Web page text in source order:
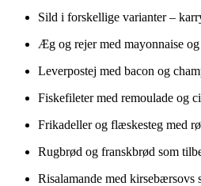
Sild i forskellige varianter –
Æg og rejer med mayonnaise
Leverpostej med bacon og
Fiskefileter med remoulade og
Frikadeller og flæskesteg med
Rugbrød og franskbrød som
Risalamande med kirsebærsovs